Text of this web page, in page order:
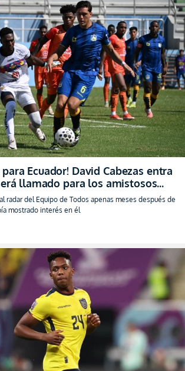
para Ecuador! David Cabezas entra
llamado para los amistosos
(VIDEO)
radar del Equipo de Todos apenas meses después de
mostrado interés en él
marzo! Djorkaeff Reasco podría
Ecuador para los amistosos
de la Tri para los comprobatorios, como prueba
en el Mundial